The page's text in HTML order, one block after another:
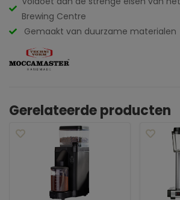
Brewing Centre
Gemaakt van duurzame materialen
Gerelateerde producten